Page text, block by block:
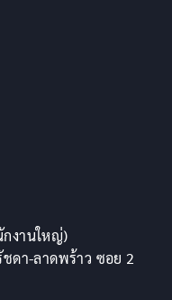
งานใหญ่)
ดา-ลาดพร้าว ซอย 2